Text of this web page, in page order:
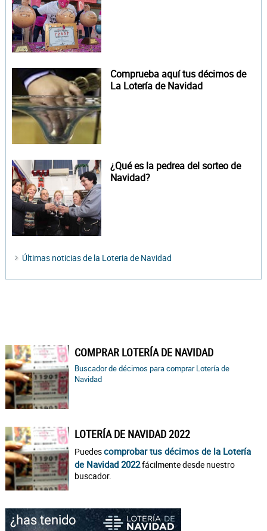
Comprueba aquí tus décimos de
La Lotería de Navidad
¿Qué es la pedrea del sorteo de
Navidad?
Últimas noticias de la Loteria de Navidad
COMPRAR LOTERÍA DE NAVIDAD
Buscador de décimos para comprar Lotería de
Navidad
LOTERÍA DE NAVIDAD 2022
Puedescomprobar tus décimos de la Lotería
de Navidad 2022fácilmente desde nuestro
buscador.